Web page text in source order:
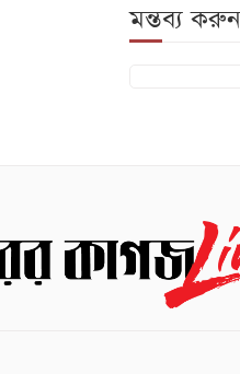
মন্তব্য করুন